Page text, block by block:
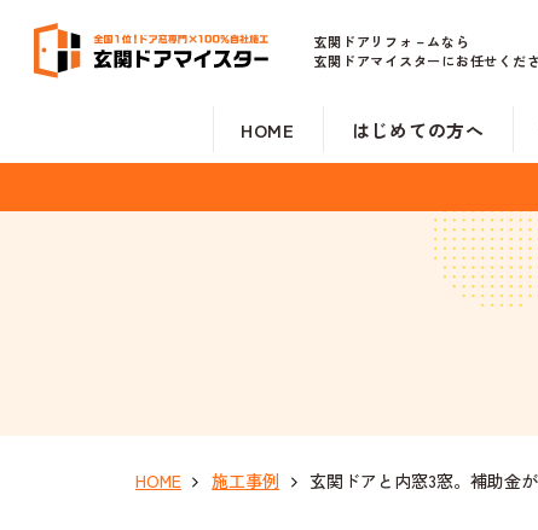
玄関ドアリフォ－ムなら
玄関ドアマイスターにお任せくださ
HOME はじめての方へ
HOME 施工事例 玄関ドアと内窓3窓。補助金